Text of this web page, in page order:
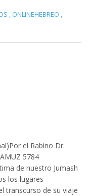
, ONLINEHEBREO ,
el Rabino Dr.
5784
de nuestro Jumash
los lugares
transcurso de su viaje